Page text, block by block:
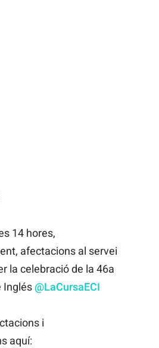
14 hores,
afectacions al servei
la celebració de la 46a
Inglés @LaCursaECI
i
aquí: